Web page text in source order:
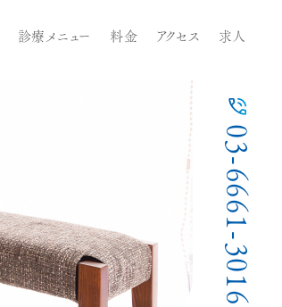
診療メニュー 料⾦ アクセス 求人
03-6661-3016